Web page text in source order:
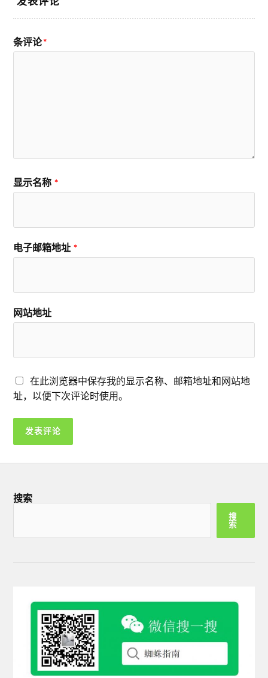
条评论*
显示名称 *
电子邮箱地址 *
网站地址
在此浏览器中保存我的显示名称、邮箱地址和网站地
址，以便下次评论时使用。
搜索
搜
索